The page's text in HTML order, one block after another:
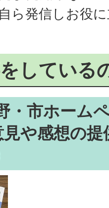
ら発信しお役
している
・市ホーム
や感想の